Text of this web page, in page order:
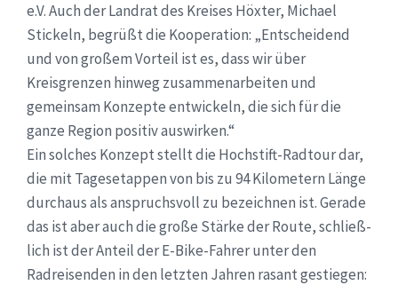
e.V. Auch der Landrat des Kreises Höxter, Michael
Stickeln, begrüßt die Kooperation: „Entscheidend
und von großem Vorteil ist es, dass wir über
Kreisgrenzen hinweg zusammenarbeiten und
gemeinsam Konzepte entwickeln, die sich für die
ganze Region positiv auswirken.“
Ein solches Konzept stellt die Hochstift-Radtour dar,
die mit Tagesetappen von bis zu 94 Kilometern Länge
durchaus als anspruchsvoll zu bezeichnen ist. Gerade
das ist aber auch die große Stärke der Route, schließ-
lich ist der Anteil der E-Bike-Fahrer unter den
Radreisenden in den letzten Jahren rasant gestiegen: